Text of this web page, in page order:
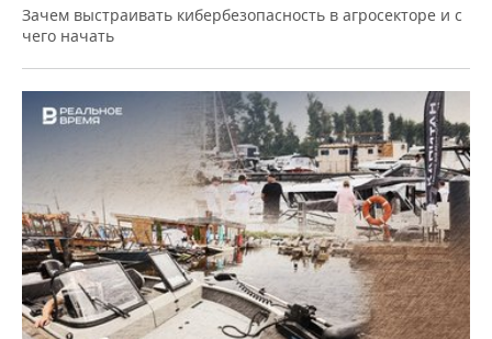
Зачем выстраивать кибербезопасность в агросекторе и с
чего начать